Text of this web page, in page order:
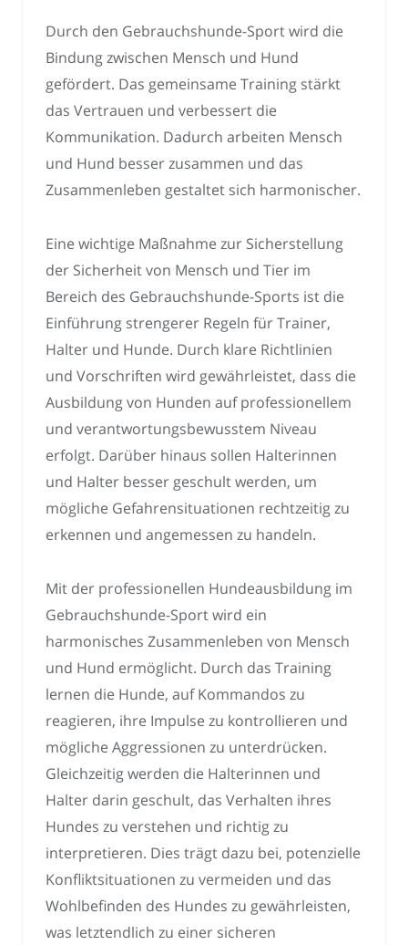
Durch den Gebrauchshunde-Sport wird die
Bindung zwischen Mensch und Hund
gefördert. Das gemeinsame Training stärkt
das Vertrauen und verbessert die
Kommunikation. Dadurch arbeiten Mensch
und Hund besser zusammen und das
Zusammenleben gestaltet sich harmonischer.
Eine wichtige Maßnahme zur Sicherstellung
der Sicherheit von Mensch und Tier im
Bereich des Gebrauchshunde-Sports ist die
Einführung strengerer Regeln für Trainer,
Halter und Hunde. Durch klare Richtlinien
und Vorschriften wird gewährleistet, dass die
Ausbildung von Hunden auf professionellem
und verantwortungsbewusstem Niveau
erfolgt. Darüber hinaus sollen Halterinnen
und Halter besser geschult werden, um
mögliche Gefahrensituationen rechtzeitig zu
erkennen und angemessen zu handeln.
Mit der professionellen Hundeausbildung im
Gebrauchshunde-Sport wird ein
harmonisches Zusammenleben von Mensch
und Hund ermöglicht. Durch das Training
lernen die Hunde, auf Kommandos zu
reagieren, ihre Impulse zu kontrollieren und
mögliche Aggressionen zu unterdrücken.
Gleichzeitig werden die Halterinnen und
Halter darin geschult, das Verhalten ihres
Hundes zu verstehen und richtig zu
interpretieren. Dies trägt dazu bei, potenzielle
Konfliktsituationen zu vermeiden und das
Wohlbefinden des Hundes zu gewährleisten,
was letztendlich zu einer sicheren